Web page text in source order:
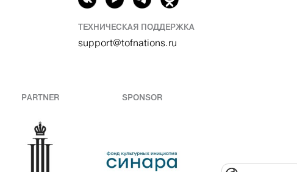
ТЕХНИЧЕСКАЯ ПОДДЕРЖКА
support@tofnations.ru
PARTNER SPONSOR